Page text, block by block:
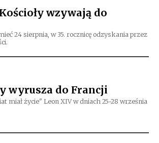
wzywają do
24 sierpnia, w 35. rocznicę odzyskania przez
wyrusza do Francji
miał życie" Leon XIV w dniach 25-28 września